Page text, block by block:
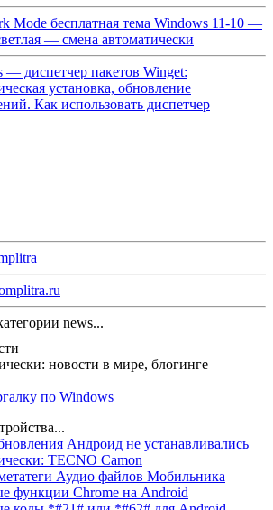
Mode бесплатная тема Windows 11-10 —
— смена автоматически
— диспетчер пакетов Winget:
установка, обновление
Как использовать диспетчер
news...
новости в мире, блогинге
по Windows
Андроид не устанавливались
TECNO Camon
Аудио файлов Мобильника
функции Chrome на Android